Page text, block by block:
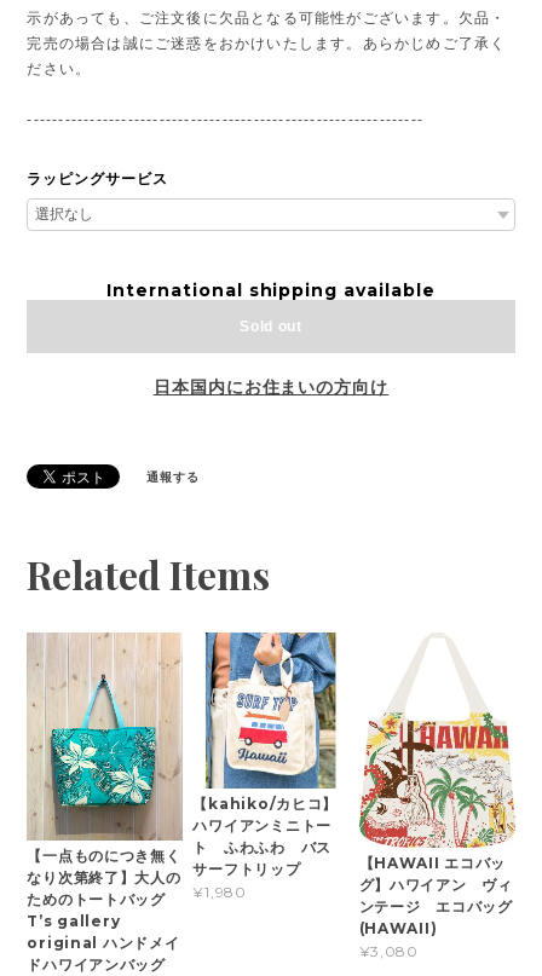
示があっても、ご注文後に欠品となる可能性がございます。欠品・
完売の場合は誠にご迷惑をおかけいたします。あらかじめご了承く
ださい。
---------------------------------------------------------------
ラッピングサービス
International shipping available
Sold out
日本国内にお住まいの方向け
通報する
Related Items
【一点ものにつき無く
なり次第終了】大人の
ためのトートバッグ
T’s gallery
original ハンドメイ
ドハワイアンバッグ
【kahiko/カヒコ】
ハワイアンミニトー
ト ふわふわ バス
サーフトリップ
¥1,980
【HAWAII エコバッ
グ】ハワイアン ヴィ
ンテージ エコバッグ
(HAWAII)
¥3,080